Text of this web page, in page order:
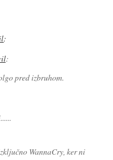
:
:
pred izbruhom.
WannaCry, ker ni